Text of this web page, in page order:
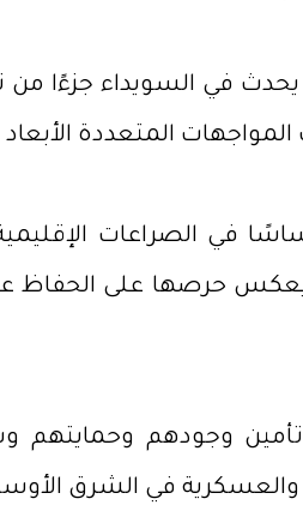
يحدث في السويداء
المتعددة
في الصراعات
يعكس حرصها على
وجودهم وحمايتهم
والعسكرية في الشرق